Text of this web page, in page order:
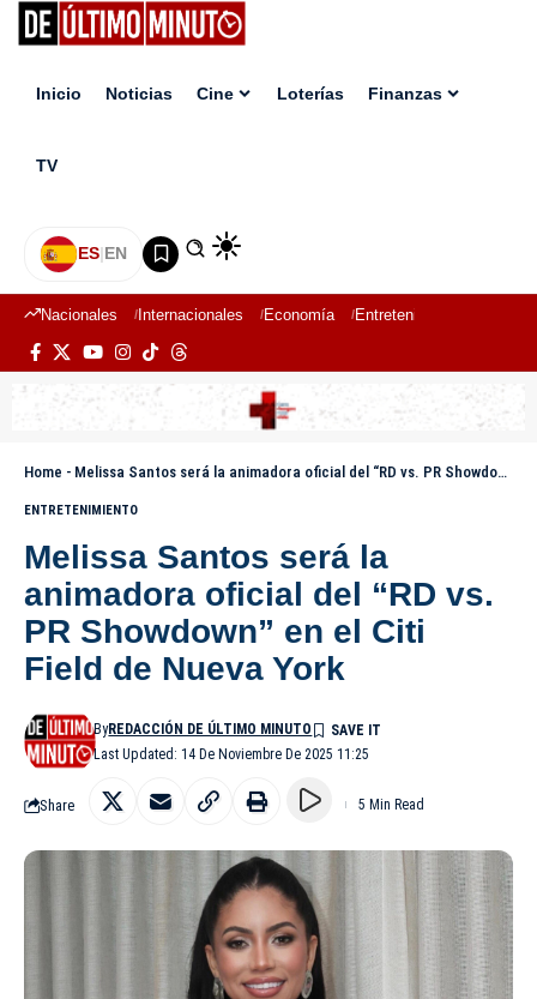
Inicio Noticias Cine Loterías Finanzas
TV
ES|EN
Nacionales Internacionales Economía Entretenimiento
Home - Melissa Santos será la animadora oficial del “RD vs. PR Showdown” en el Citi Field de Nueva York
ENTRETENIMIENTO
Melissa Santos será la
animadora oficial del “RD vs.
PR Showdown” en el Citi
Field de Nueva York
Last Updated: 14 De Noviembre De 2025 11:25
ByREDACCIÓN DE ÚLTIMO MINUTO
Share 5 Min Read